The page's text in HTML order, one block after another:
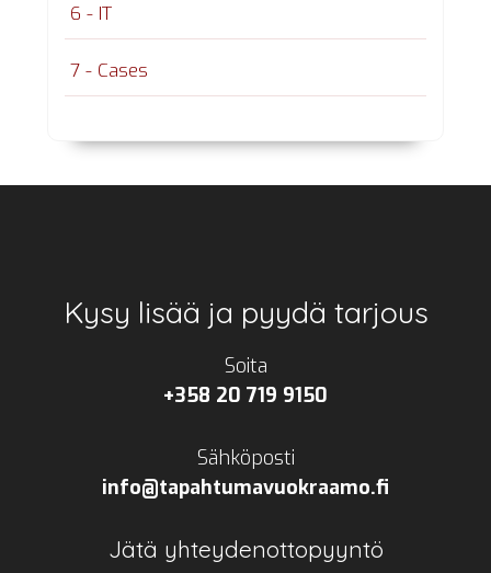
6 - IT
7 - Cases
Footer
Kysy lisää ja pyydä tarjous
Soita
+358 20 719 9150
Sähköposti
info@tapahtumavuokraamo.fi
Jätä yhteydenottopyyntö